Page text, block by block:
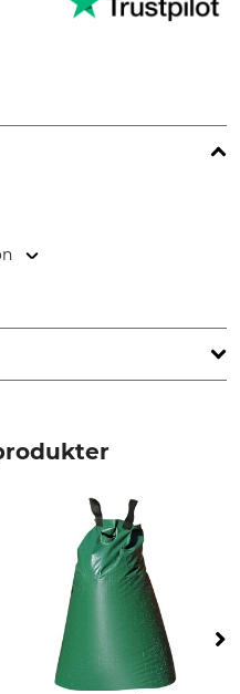
Germany, www.geka.de